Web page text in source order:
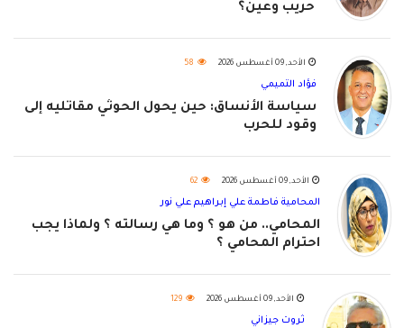
حريب وعين؟
الأحد, 09 أغسطس 2026 58
فؤاد التميمي
سياسة الأنساق: حين يحول الحوثي مقاتليه إلى
وقود للحرب
الأحد, 09 أغسطس 2026 62
المحامية فاطمة علي إبراهيم علي نور
المحامي.. من هو ؟ وما هي رسالته ؟ ولماذا يجب
احترام المحامي ؟
الأحد, 09 أغسطس 2026 129
ثروت جيزاني